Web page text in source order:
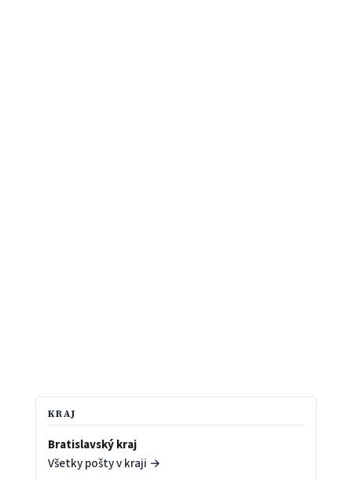
KRAJ
Bratislavský kraj
Všetky pošty v kraji →